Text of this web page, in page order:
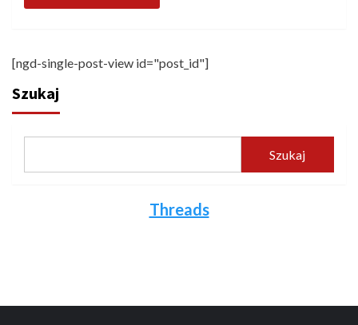
[ngd-single-post-view id="post_id"]
Szukaj
Szukaj
Threads